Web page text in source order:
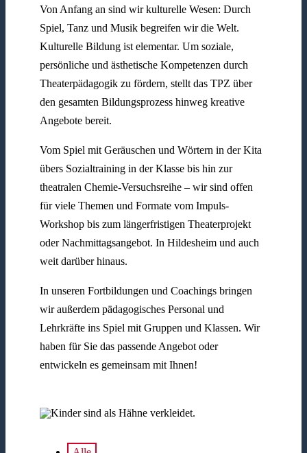
Von Anfang an sind wir kulturelle Wesen: Durch
Spiel, Tanz und Musik begreifen wir die Welt.
Kulturelle Bildung ist elementar. Um soziale,
persönliche und ästhetische Kompetenzen durch
Theaterpädagogik zu fördern, stellt das TPZ über
den gesamten Bildungsprozess hinweg kreative
Angebote bereit.
Vom Spiel mit Geräuschen und Wörtern in der Kita
übers Sozialtraining in der Klasse bis hin zur
theatralen Chemie-Versuchsreihe – wir sind offen
für viele Themen und Formate vom Impuls-
Workshop bis zum längerfristigen Theaterprojekt
oder Nachmittagsangebot. In Hildesheim und auch
weit darüber hinaus.
In unseren Fortbildungen und Coachings bringen
wir außerdem pädagogisches Personal und
Lehrkräfte ins Spiel mit Gruppen und Klassen. Wir
haben für Sie das passende Angebot oder
entwickeln es gemeinsam mit Ihnen!